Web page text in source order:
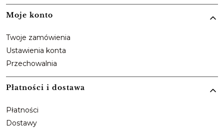
Moje konto
Twoje zamówienia
Ustawienia konta
Przechowalnia
Płatności i dostawa
Płatności
Dostawy